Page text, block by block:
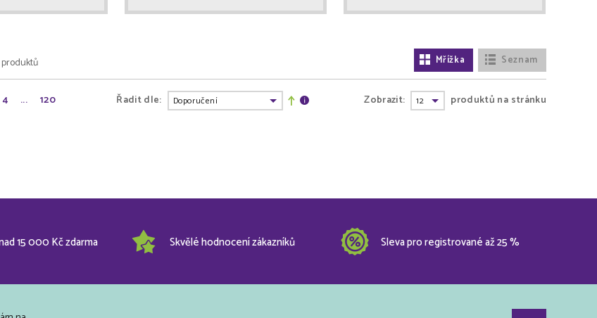
produktů Mřížka Seznam
4 ... 120 Řadit dle: Zobrazit: produktů na stránku
15 000 Kč zdarma Skvělé hodnocení zákazníků Sleva pro registrované až 25 %